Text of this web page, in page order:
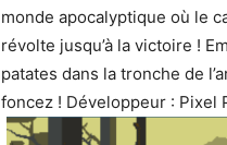
monde apocalyptique où le
révolte jusqu’à la victoire !
patates dans la tronche de
foncez ! Développeur : Pixel